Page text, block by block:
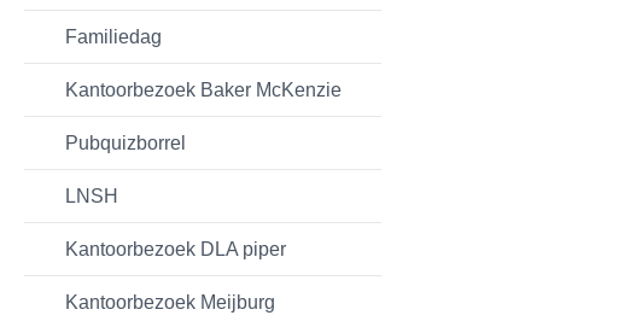
Familiedag
Kantoorbezoek Baker McKenzie
Pubquizborrel
LNSH
Kantoorbezoek DLA piper
Kantoorbezoek Meijburg